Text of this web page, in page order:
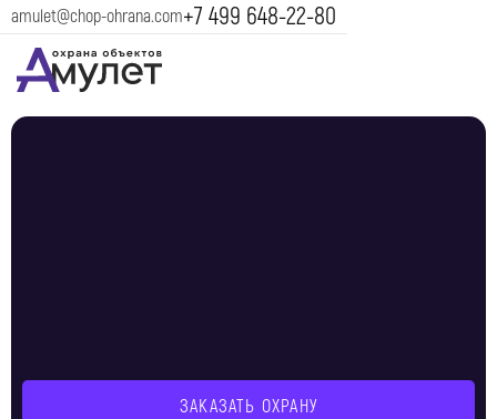
amulet@chop-ohrana.com+7 499 648-22-80
ЗАКАЗАТЬ ОХРАНУ